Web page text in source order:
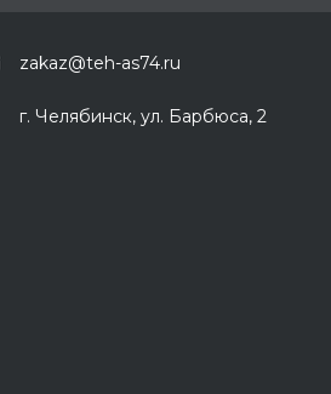
zakaz@teh-as74.ru
г. Челябинск, ул. Барбюса, 2